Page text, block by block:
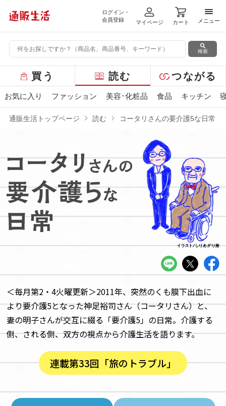
ログイン・
会員登録
マイページ カート
メニ
メニュー
検索
ー
バ
ー
買う 読む つながる
お気に入り ファッション 美容･化粧品 食品 キッチン
通販生活トップページ 読む コータリさんの要介護5な日常
＜毎月第2・4火曜更新＞2011年、突然のくも膜下出血に
より要介護5となった神足裕司さん（コータリさん）と、
妻の明子さんが交互に綴る「要介護5」の日常。介護する
側、される側、双方の視点から介護生活を語ります。
連載第33回「旅のトラブル」